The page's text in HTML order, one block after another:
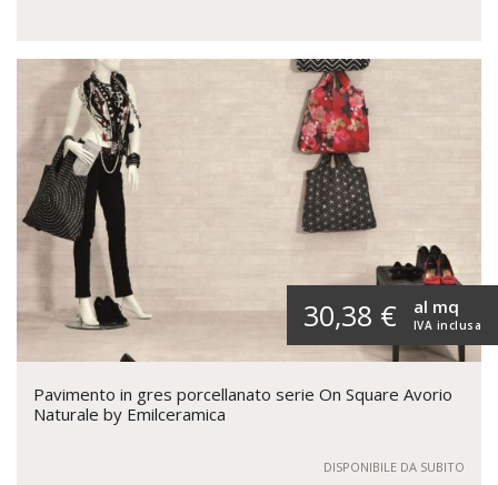
30,38 € IVA inclusa
al mq
Pavimento in gres porcellanato serie On Square Avorio
Naturale by Emilceramica
DISPONIBILE DA SUBITO